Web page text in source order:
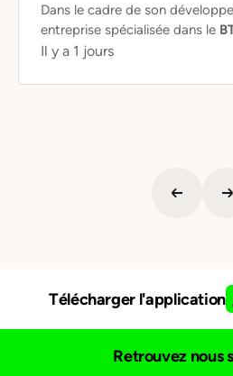
Dans le cadre de son
entreprise spécialisée dans le
Il y a 1 jours
Télécharger l'application
Retrouvez nous